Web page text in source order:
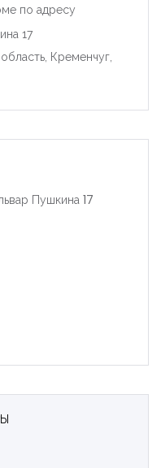
по адресу
17
Кременчуг,
Пушкина 17